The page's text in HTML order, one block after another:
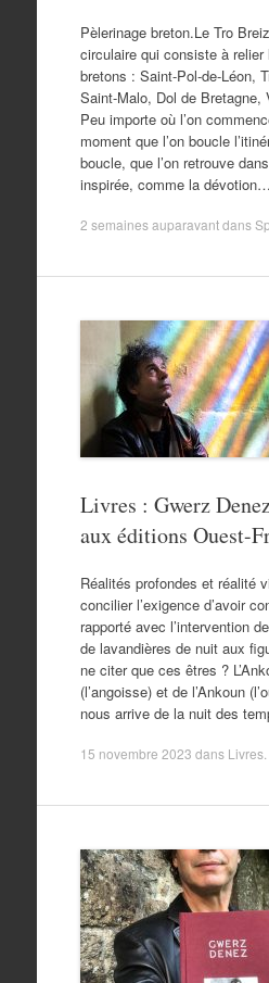
Pèlerinage breton.Le Tro
circulaire qui consiste à
bretons : Saint-Pol-de-Léon,
Saint-Malo, Dol de Bretagne,
Peu importe où l’on
moment que l’on boucle
boucle, que l’on retrouve
inspirée, comme la dévotion…
2 semaines auparavantdans
Livres : Gwerz
aux éditions Ouest-
Réalités profondes et réalité
concilier l’exigence d’avoir
rapporté avec l’intervention
de lavandières de nuit aux
ne citer que ces êtres ?
(l’angoisse) et de l’Ankoun
nous arrive de la nuit des
15 novembre 2023 dans Livres.